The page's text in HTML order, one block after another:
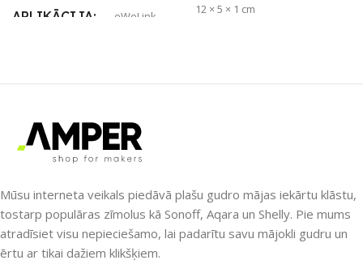
APLIKĀCIJA eWeLink
RF raidītājs
PIEEJAMS UZREIZ Jā
UZREIZ PIEEJAMAIS
12 × 5 × 1 cm
3
Mūsu interneta veikals piedāvā plašu gudro mājas iekārtu klāstu,
tostarp populāras zīmolus kā Sonoff, Aqara un Shelly. Pie mums
atradīsiet visu nepieciešamo, lai padarītu savu mājokli gudru un
ērtu ar tikai dažiem klikšķiem.